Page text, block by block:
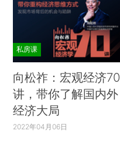
私房课
向松祚：宏观经济70
讲，带你了解国内外
经济大局
2022年04月06日